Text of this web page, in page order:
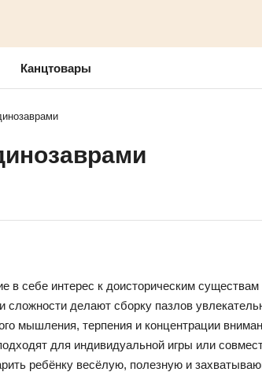
Канцтовары
себе интерес к доисторическим
сложности делают сборку пазлов
мышления, терпения и концентрации
для индивидуальной игры или
ребёнку весёлую, полезную и